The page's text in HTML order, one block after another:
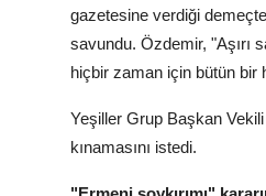
gazetesine verdiği
savundu. Özdemir, "Aşırı
hiçbir zaman için bütün bir
Yeşiller Grup Başkan
kınamasını istedi.